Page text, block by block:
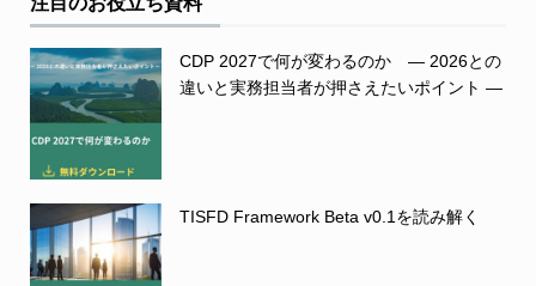
CDP 2027で何が変わるのか ― 2026との
違いと実務担当者が押さえたいポイント ―
TISFD Framework Beta v0.1を読み解く